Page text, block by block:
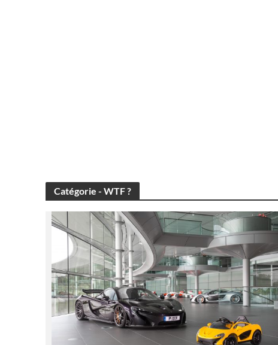
Catégorie - WTF ?